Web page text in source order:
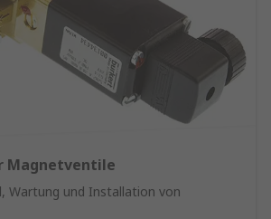
Magnetventile
Wartung und Installation von